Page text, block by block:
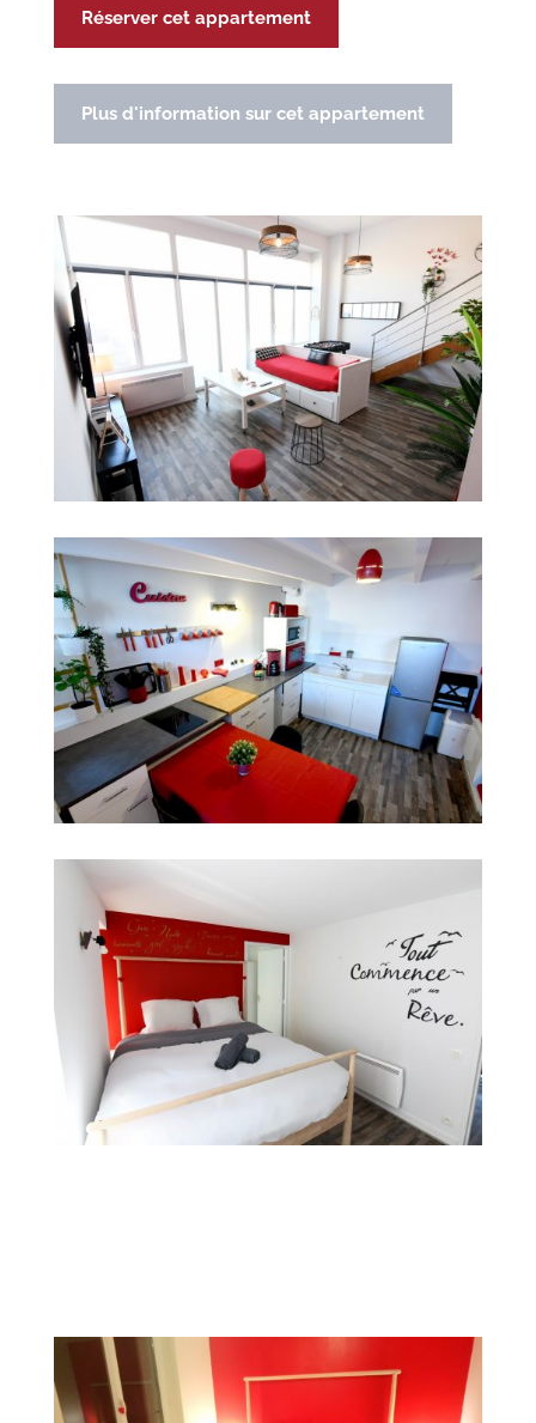
Réserver cet appartement
Plus d'information sur cet appartement